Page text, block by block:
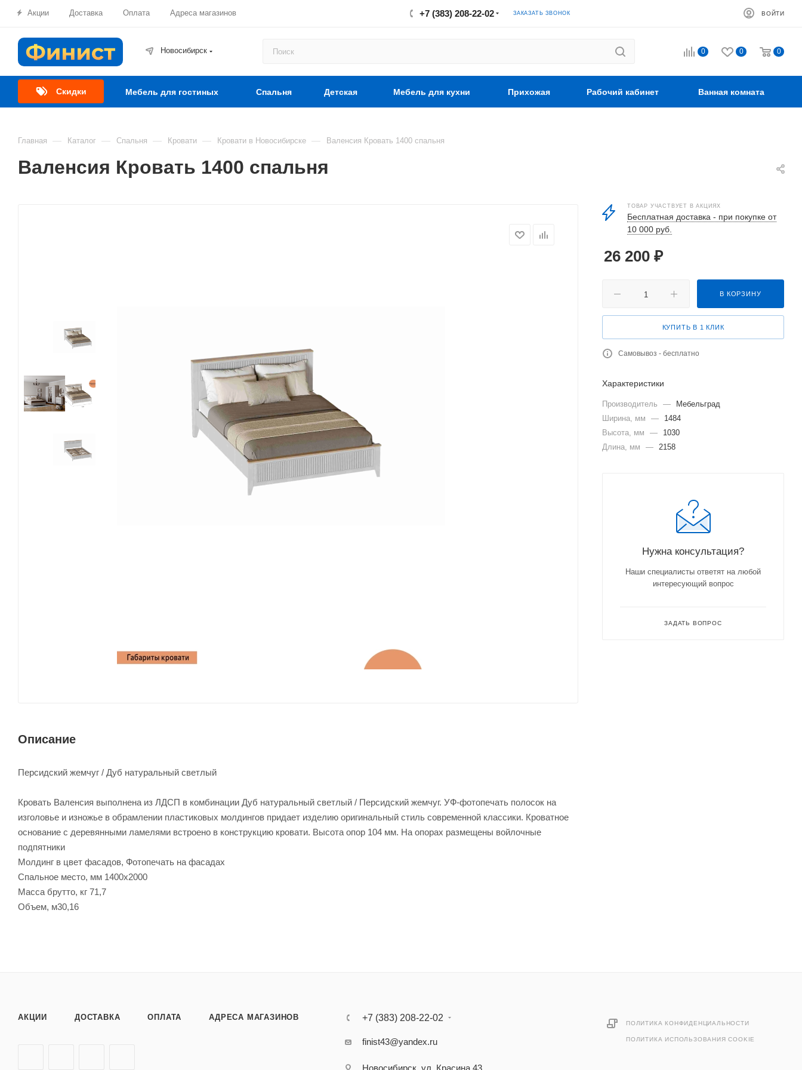
Акции Доставка Оплата Адреса магазинов +7 (383) 208-22-02 ЗАКАЗАТЬ ЗВОНОК ВОЙТИ
Новосибирск 0 0 0
Скидки Мебель для гостиных Спальня Детская Мебель для кухни Прихожая Рабочий кабинет Ванная комната
Главная — Каталог — Спальня — Кровати — Кровати в Новосибирске — Валенсия Кровать 1400 спальня
Валенсия Кровать 1400 спальня
Описание
Персидский жемчуг / Дуб натуральный светлый
Кровать Валенсия выполнена из ЛДСП в комбинации Дуб натуральный светлый / Персидский жемчуг. УФ-фотопечать полосок на
изголовье и изножье в обрамлении пластиковых молдингов придает изделию оригинальный стиль современной классики. Кроватное
основание с деревянными ламелями встроено в конструкцию кровати. Высота опор 104 мм. На опорах размещены войлочные
подпятники
Молдинг в цвет фасадов, Фотопечать на фасадах
Спальное место, мм 1400х2000
Масса брутто, кг 71,7
Объем, м30,16
ТОВАР УЧАСТВУЕТ В АКЦИЯХ
Бесплатная доставка - при покупке от
10 000 руб.
26 200 ₽
В КОРЗИНУ
КУПИТЬ В 1 КЛИК
Самовывоз - бесплатно
Характеристики
Производитель —
Мебельград
Ширина, мм
—
1484
Высота, мм
—
1030
Длина, мм
— 2158
Нужна консультация?
Наши специалисты ответят на любой
интересующий вопрос
ЗАДАТЬ ВОПРОС
АКЦИИ ДОСТАВКА ОПЛАТА АДРЕСА МАГАЗИНОВ +7 (383) 208-22-02
finist43@yandex.ru
Новосибирск, ул. Красина 43
ПОЛИТИКА КОНФИДЕНЦИАЛЬНОСТИ
ПОЛИТИКА ИСПОЛЬЗОВАНИЯ COOKIE